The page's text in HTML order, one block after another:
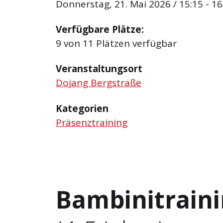
Donnerstag, 21. Mai 2026 / 15:15 -
Verfügbare Plätze:
9 von 11 Plätzen verfügbar
Veranstaltungsort
Dojang Bergstraße
Kategorien
Präsenztraining